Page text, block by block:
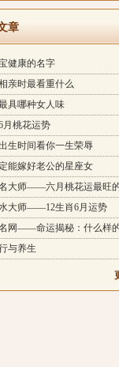
章
健康的名字
亲时最看重什么
具哪种女人味
月桃花运势
生时间看你一生荣辱
能嫁好老公的星座女
大师——六月桃花运最旺
水大师——12生肖6月运势
网——命运揭秘：什么样
与养生